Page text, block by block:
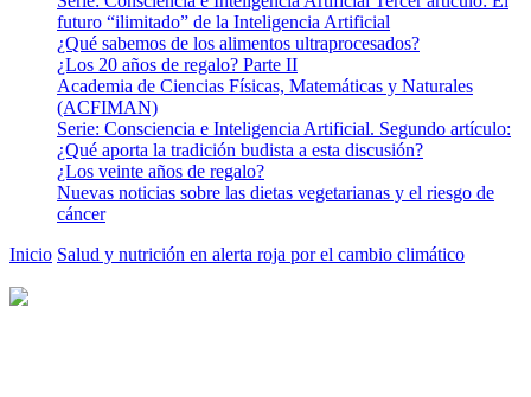
futuro “ilimitado” de la Inteligencia Artificial
¿Qué sabemos de los alimentos ultraprocesados?
¿Los 20 años de regalo? Parte II
Academia de Ciencias Físicas, Matemáticas y Naturales
(ACFIMAN)
Serie: Consciencia e Inteligencia Artificial. Segundo artículo:
¿Qué aporta la tradición budista a esta discusión?
¿Los veinte años de regalo?
Nuevas noticias sobre las dietas vegetarianas y el riesgo de
cáncer
Inicio Salud y nutrición en alerta roja por el cambio climático